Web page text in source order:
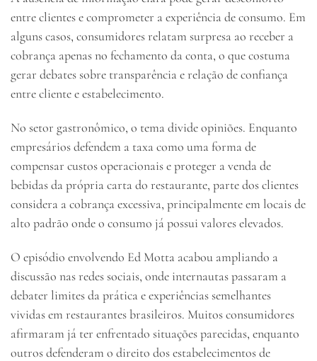
entre clientes e comprometer a experiência de consumo. Em
alguns casos, consumidores relatam surpresa ao receber a
cobrança apenas no fechamento da conta, o que costuma
gerar debates sobre transparência e relação de confiança
entre cliente e estabelecimento.
No setor gastronômico, o tema divide opiniões. Enquanto
empresários defendem a taxa como uma forma de
compensar custos operacionais e proteger a venda de
bebidas da própria carta do restaurante, parte dos clientes
considera a cobrança excessiva, principalmente em locais de
alto padrão onde o consumo já possui valores elevados.
O episódio envolvendo Ed Motta acabou ampliando a
discussão nas redes sociais, onde internautas passaram a
debater limites da prática e experiências semelhantes
vividas em restaurantes brasileiros. Muitos consumidores
afirmaram já ter enfrentado situações parecidas, enquanto
outros defenderam o direito dos estabelecimentos de